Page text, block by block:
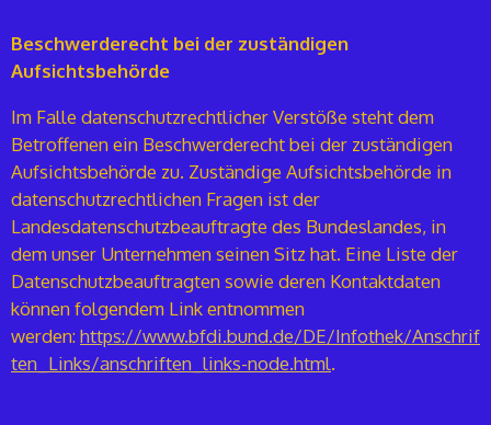
Beschwerderecht bei der zuständigen
Aufsichtsbehörde
Im Falle datenschutzrechtlicher Verstöße steht dem
Betroffenen ein Beschwerderecht bei der zuständigen
Aufsichtsbehörde zu. Zuständige Aufsichtsbehörde in
datenschutzrechtlichen Fragen ist der
Landesdatenschutzbeauftragte des Bundeslandes, in
dem unser Unternehmen seinen Sitz hat. Eine Liste der
Datenschutzbeauftragten sowie deren Kontaktdaten
können folgendem Link entnommen
werden: https://www.bfdi.bund.de/DE/Infothek/Anschrif
ten_Links/anschriften_links-node.html.